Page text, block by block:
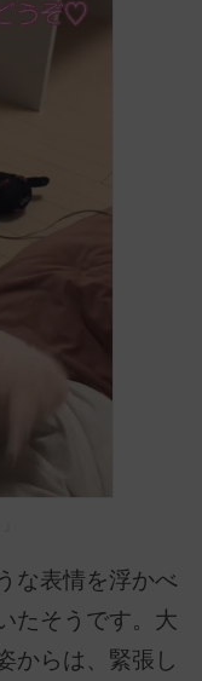
な表情を浮かべ
たそうです。大
からは、緊張し